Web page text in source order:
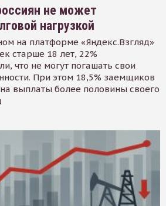
не может
нагрузкой
на платформе «Яндекс.Взгляд»
старше 18 лет, 22%
что не могут погашать свои
При этом 18,5% заемщиков
выплаты более половины своего